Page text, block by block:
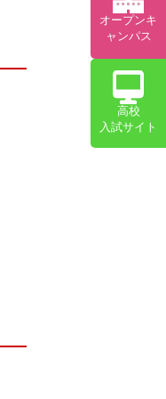
オープンキ
ャンパス
高校
入試サイト